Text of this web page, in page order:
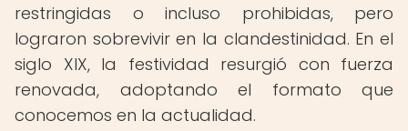
restringidas o incluso prohibidas, pero
lograron sobrevivir en la clandestinidad. En el
siglo XIX, la festividad resurgió con fuerza
renovada, adoptando el formato que
conocemos en la actualidad.